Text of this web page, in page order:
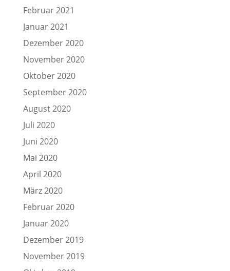
Februar 2021
Januar 2021
Dezember 2020
November 2020
Oktober 2020
September 2020
August 2020
Juli 2020
Juni 2020
Mai 2020
April 2020
März 2020
Februar 2020
Januar 2020
Dezember 2019
November 2019